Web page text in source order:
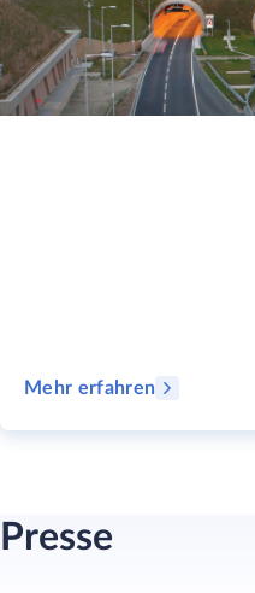
Mehr erfahren
Presse